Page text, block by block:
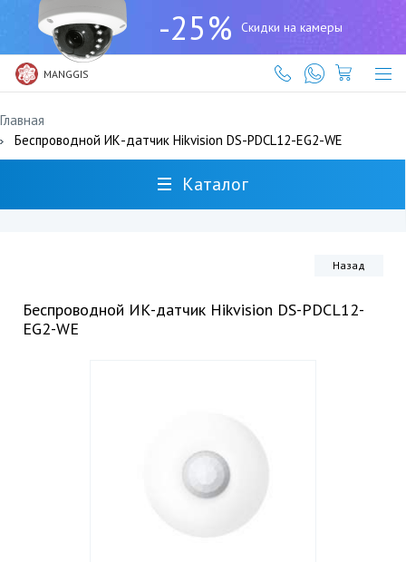
-25% Скидки на камеры
MANGGIS
(727)
317-
61-
61
Главная
Беспроводной ИК-датчик Hikvision DS-PDCL12-EG2-WE
Каталог
Назад
Беспроводной ИК-датчик Hikvision DS-PDCL12-
EG2-WE